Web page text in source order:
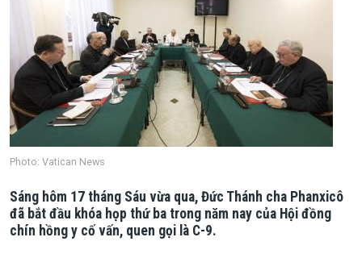
Photo: Vatican News
Sáng hôm 17 tháng Sáu vừa qua, Đức Thánh cha Phanxicô
đã bắt đầu khóa họp thứ ba trong năm nay của Hội đồng
chín hồng y cố vấn, quen gọi là C-9.